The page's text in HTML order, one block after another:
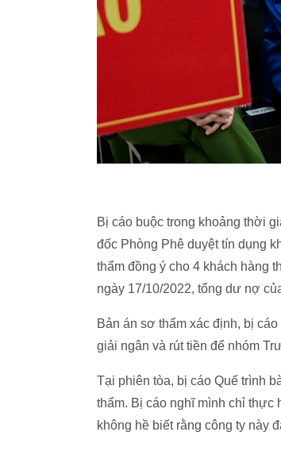
Bị cáo buộc trong khoảng thời
đốc Phòng Phê duyệt tín dụng
thẩm đồng ý cho 4 khách hàng
ngày 17/10/2022, tổng dư nợ
Bản án sơ thẩm xác định, bị
giải ngân và rút tiền để nhóm
Tại phiên tòa, bị cáo Quế trình
thẩm. Bị cáo nghĩ mình chỉ thực
không hề biết rằng công ty này